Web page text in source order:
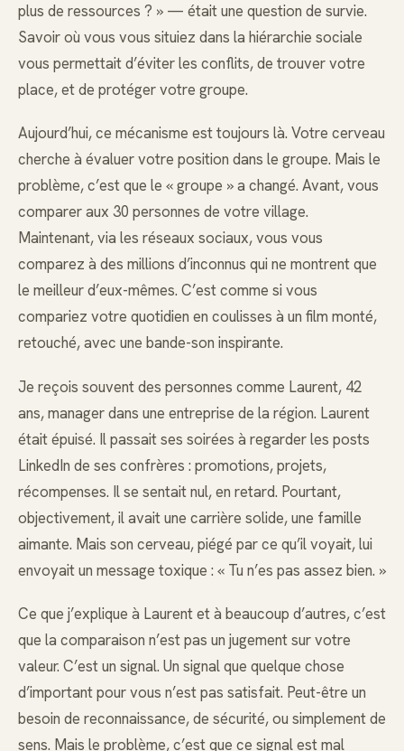
plus de ressources ? » — était une question de survie.
Savoir où vous vous situiez dans la hiérarchie sociale
vous permettait d’éviter les conflits, de trouver votre
place, et de protéger votre groupe.
Aujourd’hui, ce mécanisme est toujours là. Votre cerveau
cherche à évaluer votre position dans le groupe. Mais le
problème, c’est que le « groupe » a changé. Avant, vous
comparer aux 30 personnes de votre village.
Maintenant, via les réseaux sociaux, vous vous
comparez à des millions d’inconnus qui ne montrent que
le meilleur d’eux-mêmes. C’est comme si vous
compariez votre quotidien en coulisses à un film monté,
retouché, avec une bande-son inspirante.
Je reçois souvent des personnes comme Laurent, 42
ans, manager dans une entreprise de la région. Laurent
était épuisé. Il passait ses soirées à regarder les posts
LinkedIn de ses confrères : promotions, projets,
récompenses. Il se sentait nul, en retard. Pourtant,
objectivement, il avait une carrière solide, une famille
aimante. Mais son cerveau, piégé par ce qu’il voyait, lui
envoyait un message toxique : « Tu n’es pas assez bien. »
Ce que j’explique à Laurent et à beaucoup d’autres, c’est
que la comparaison n’est pas un jugement sur votre
valeur. C’est un signal. Un signal que quelque chose
d’important pour vous n’est pas satisfait. Peut-être un
besoin de reconnaissance, de sécurité, ou simplement de
sens. Mais le problème, c’est que ce signal est mal